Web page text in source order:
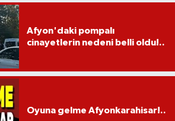
Afyon'daki pompalı
cinayetlerin nedeni belli oldu!..
Oyuna gelme Afyonkarahisar!..